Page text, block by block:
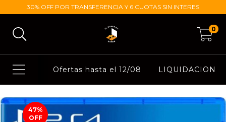
30% OFF POR TRANSFERENCIA Y 6 CUOTAS SIN INTERES
0
Ofertas hasta el 12/08 LIQUIDACION
47%
OFF